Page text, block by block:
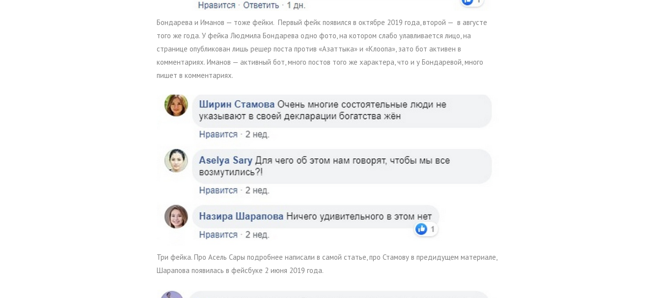
Бондарева и Иманов — тоже фейки. Первый фейк появился в октябре 2019 года, второй — в августе
того же года. У фейка Людмила Бондарева одно фото, на котором слабо улавливается лицо, на
странице опубликован лишь решер поста против «Азаттыка» и «Клоопа», зато бот активен в
комментариях. Иманов — активный бот, много постов того же характера, что и у Бондаревой, много
пишет в комментариях.
Три фейка. Про Асель Сары подробнее написали в самой статье, про Стамову в предидущем материале,
Шарапова появилась в фейсбуке 2 июня 2019 года.